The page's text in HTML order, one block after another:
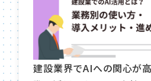
建設業界でAIへの関心が高